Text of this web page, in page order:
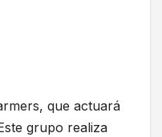
que actuará
grupo realiza